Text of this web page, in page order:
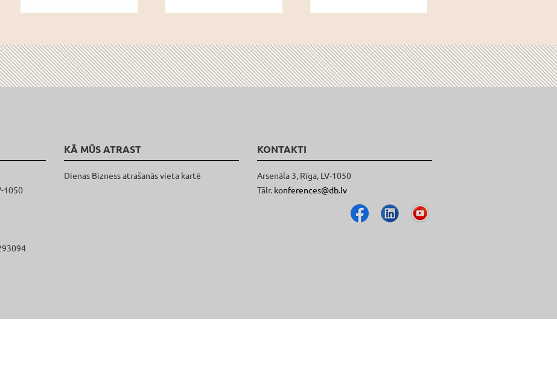
1050
KĀ MŪS ATRAST
Dienas Bizness atrašanās vieta kartē
KONTAKTI
Arsenāla 3, Rīga, LV-1050
Tālr. konferences@db.lv